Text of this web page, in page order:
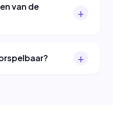
van de